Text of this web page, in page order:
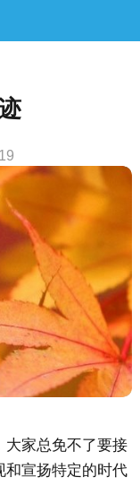
大家总免不了要接
和宣扬特定的时代